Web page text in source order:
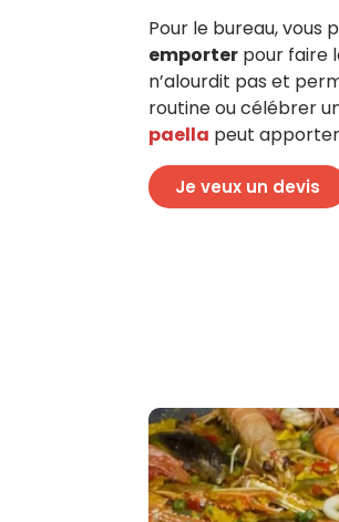
Pour le bureau, vous
emporter pour faire
n’alourdit pas et
routine ou célébrer
paella peut
Je veux un devis